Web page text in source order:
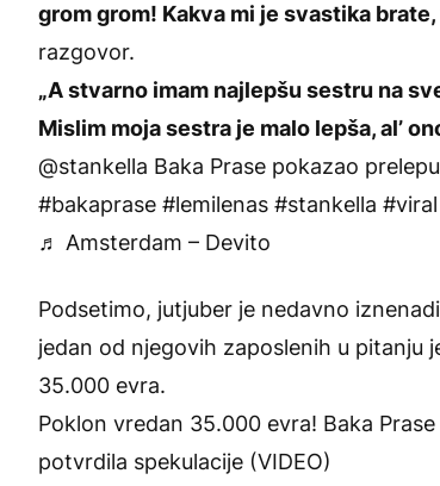
grom grom! Kakva mi je svastika brate,
razgovor.
„A stvarno imam najlepšu sestru na
Mislim moja sestra je malo lepša, al’
@stankella Baka Prase pokazao
#bakaprase #lemilenas #stankella #viral
♬ Amsterdam – Devito
Podsetimo, jutjuber je nedavno
jedan od njegovih zaposlenih u pitanju
35.000 evra.
Poklon vredan 35.000 evra! Baka
potvrdila spekulacije (VIDEO)